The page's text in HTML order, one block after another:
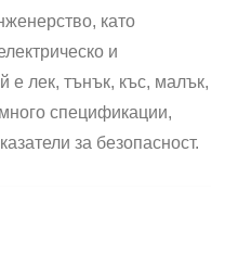
като
и
е лек, тънък, къс, малък,
спецификации,
за безопасност.